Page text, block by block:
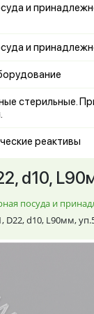
и
и
стерильные.
реактивы
d10,
посуда и
D22, d10, L90мм,